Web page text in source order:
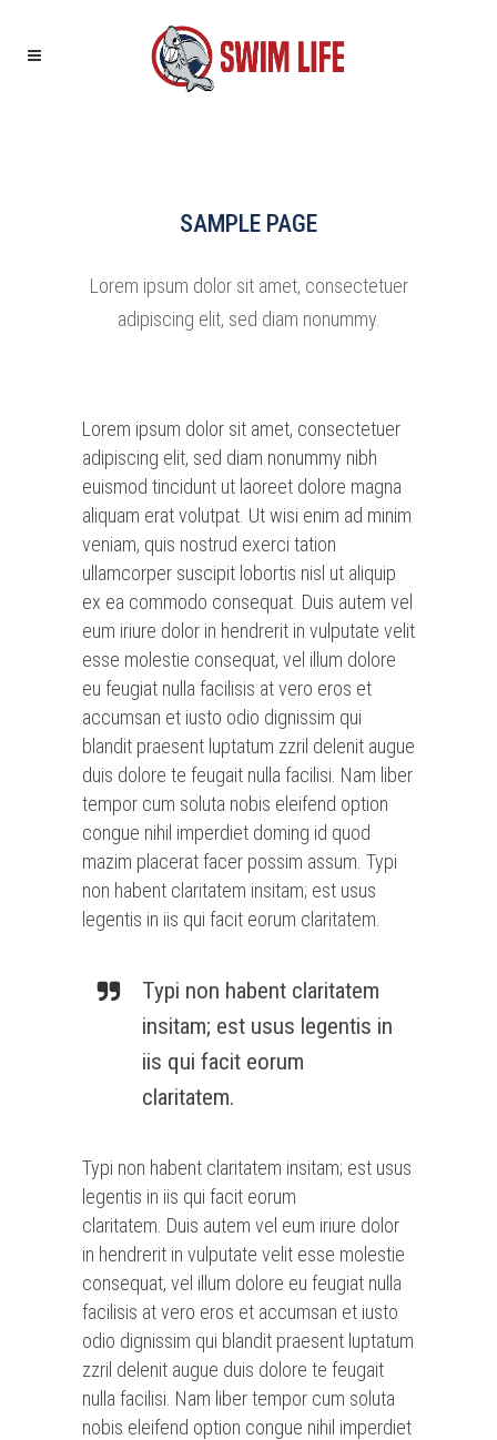
SAMPLE PAGE
Lorem ipsum dolor sit amet, consectetuer
adipiscing elit, sed diam nonummy.
Lorem ipsum dolor sit amet, consectetuer
adipiscing elit, sed diam nonummy nibh
euismod tincidunt ut laoreet dolore magna
aliquam erat volutpat. Ut wisi enim ad minim
veniam, quis nostrud exerci tation
ullamcorper suscipit lobortis nisl ut aliquip
ex ea commodo consequat. Duis autem vel
eum iriure dolor in hendrerit in vulputate velit
esse molestie consequat, vel illum dolore
eu feugiat nulla facilisis at vero eros et
accumsan et iusto odio dignissim qui
blandit praesent luptatum zzril delenit augue
duis dolore te feugait nulla facilisi. Nam liber
tempor cum soluta nobis eleifend option
congue nihil imperdiet doming id quod
mazim placerat facer possim assum. Typi
non habent claritatem insitam; est usus
legentis in iis qui facit eorum claritatem.
Typi non habent claritatem
insitam; est usus legentis in
iis qui facit eorum
claritatem.
Typi non habent claritatem insitam; est usus
legentis in iis qui facit eorum
claritatem. Duis autem vel eum iriure dolor
in hendrerit in vulputate velit esse molestie
consequat, vel illum dolore eu feugiat nulla
facilisis at vero eros et accumsan et iusto
odio dignissim qui blandit praesent luptatum
zzril delenit augue duis dolore te feugait
nulla facilisi. Nam liber tempor cum soluta
nobis eleifend option congue nihil imperdiet